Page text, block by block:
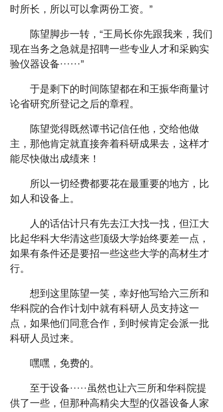
时所长，所以可以拿两份工资。”
陈望脚步一转，“王局长你先跟我来，我们
现在当务之急就是招聘一些专业人才和采购实
验仪器设备······”
于是剩下的时间陈望都在和王振华商量讨
论省研究所登记之后的章程。
陈望觉得既然谭书记信任他，交给他做
主，那他肯定就直接奔着科研成果去，这样才
能尽快做出成绩来！
所以一切经费都要花在最重要的地方，比
如人和设备上。
人的话估计只有先去江大找一找，但江大
比起华科大华清这些顶级大学始终要差一点，
如果有条件还是要招一些这些大学的高材生才
行。
想到这里陈望一笑，幸好他写给六三所和
华科院的合作计划中就有科研人员支持这一
点，如果他们同意合作，到时候肯定会派一批
科研人员过来。
嘿嘿，免费的。
至于设备·····虽然也让六三所和华科院提
供了一些，但那种高精尖大型的仪器设备人家